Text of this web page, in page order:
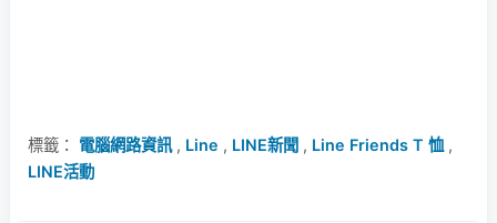
標籤： 電腦網路資訊, Line , LINE新聞 , Line Friends T 恤 ,
LINE活動